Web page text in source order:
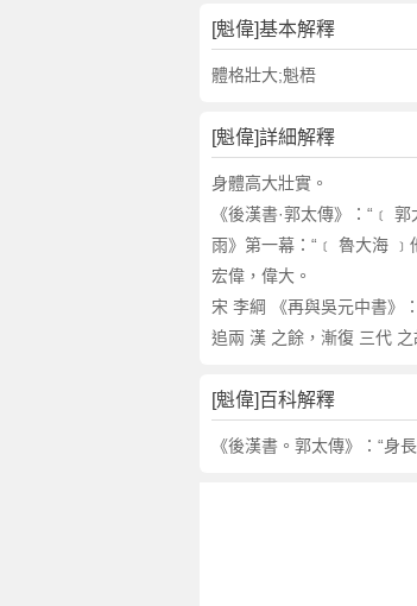
反
義
詞
義
詞
魁
偉
的
意
思
偉
[魁偉]基本解釋
體格壯大;魁梧
[魁偉]詳細解釋
身體高大壯實。
《後漢書·郭太傳》：“﹝
雨》第一幕：“﹝ 魯大海
宏偉，偉大。
宋 李綱 《再與吳元中書》
追兩 漢 之餘，漸復 三代 之
[魁偉]百科解釋
《後漢書。郭太傳》：“身